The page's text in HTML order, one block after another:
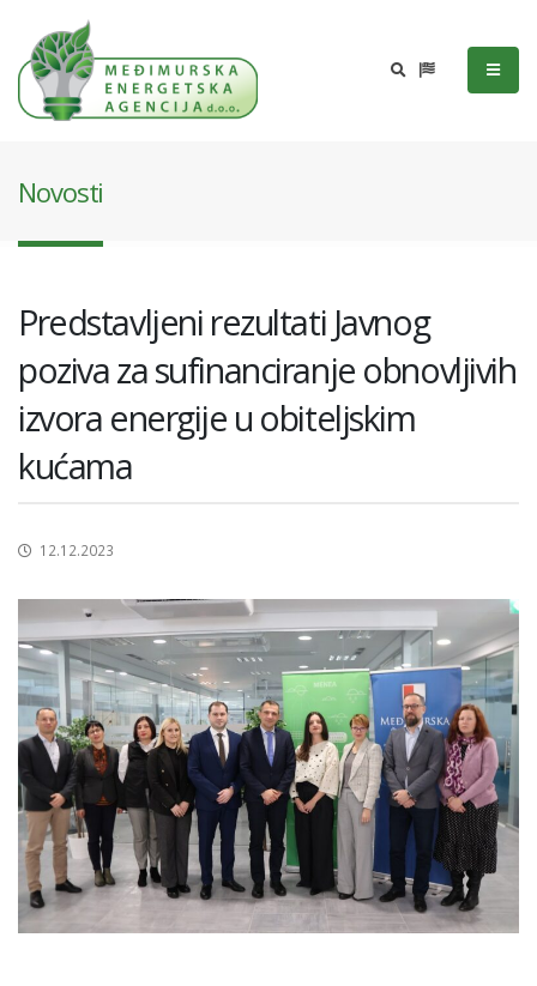
Novosti
Predstavljeni rezultati Javnog
poziva za sufinanciranje obnovljivih
izvora energije u obiteljskim
kućama
12.12.2023